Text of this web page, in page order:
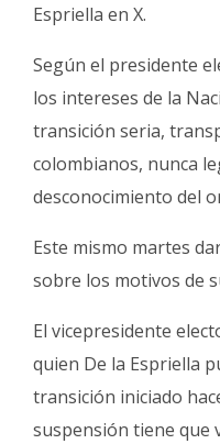
Espriella en X.
Según el presidente
los intereses de la
transición seria,
colombianos, nunca
desconocimiento del
Este mismo martes
sobre los motivos de
El vicepresidente
quien De la Espriella
transición iniciado
suspensión tiene que